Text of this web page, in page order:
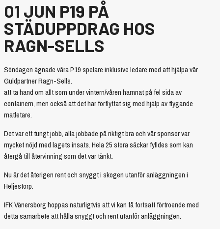
01 JUN P19 PÅ
STÄDUPPDRAG HOS
RAGN-SELLS
Söndagen ägnade våra P19 spelare inklusive ledare med att hjälpa vår
Guldpartner Ragn-Sells.
att ta hand om allt som under vintern/våren hamnat på fel sida av
containern, men också att det har förflyttat sig med hjälp av flygande
matletare.
Det var ett tungt jobb, alla jobbade på riktigt bra och vår sponsor var
mycket nöjd med lagets insats. Hela 25 stora säckar fylldes som kan
återgå till återvinning som det var tänkt.
Nu är det återigen rent och snyggt i skogen utanför anläggningen i
Heljestorp.
IFK Vänersborg hoppas naturligtvis att vi kan få fortsatt förtroende med
detta samarbete att hålla snyggt och rent utanför anläggningen.